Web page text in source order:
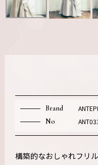
Brand
No
構築的なおしゃれフリ